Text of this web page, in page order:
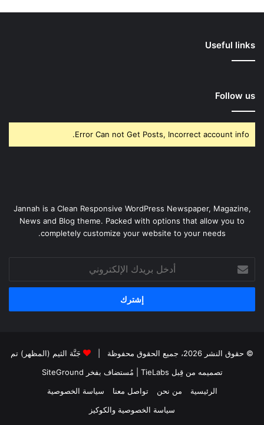
Useful links
Follow us
Error Can not Get Posts, Incorrect account info.
Jannah is a Clean Responsive WordPress Newspaper, Magazine,
News and Blog theme. Packed with options that allow you to
completely customize your website to your needs.
بريدك
الإلكتروني
© حقوق النشر 2026، جميع الحقوق محفوظة |
جَنَّة الثيم (المظهر) تم
تصميمه من قِبل TieLabs
| مُستضاف بفخر SiteGround
الرئيسية
من نحن تواصل معنا
سياسة الخصوصية
سياسة الخصوصية والكوكيز